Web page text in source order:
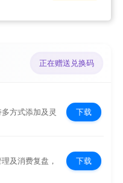
正在赠送兑换码
方式添加及灵
下载
及消费复盘，
下载